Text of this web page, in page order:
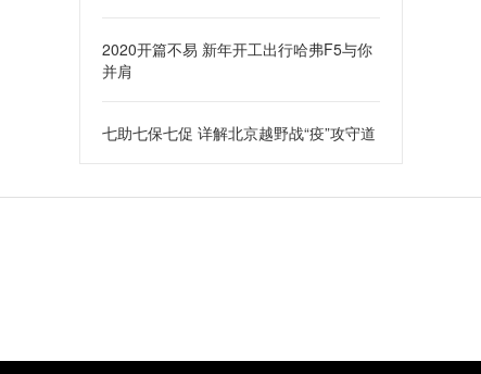
2020开篇不易 新年开工出行哈弗F5与你
并肩
七助七保七促 详解北京越野战“疫”攻守道